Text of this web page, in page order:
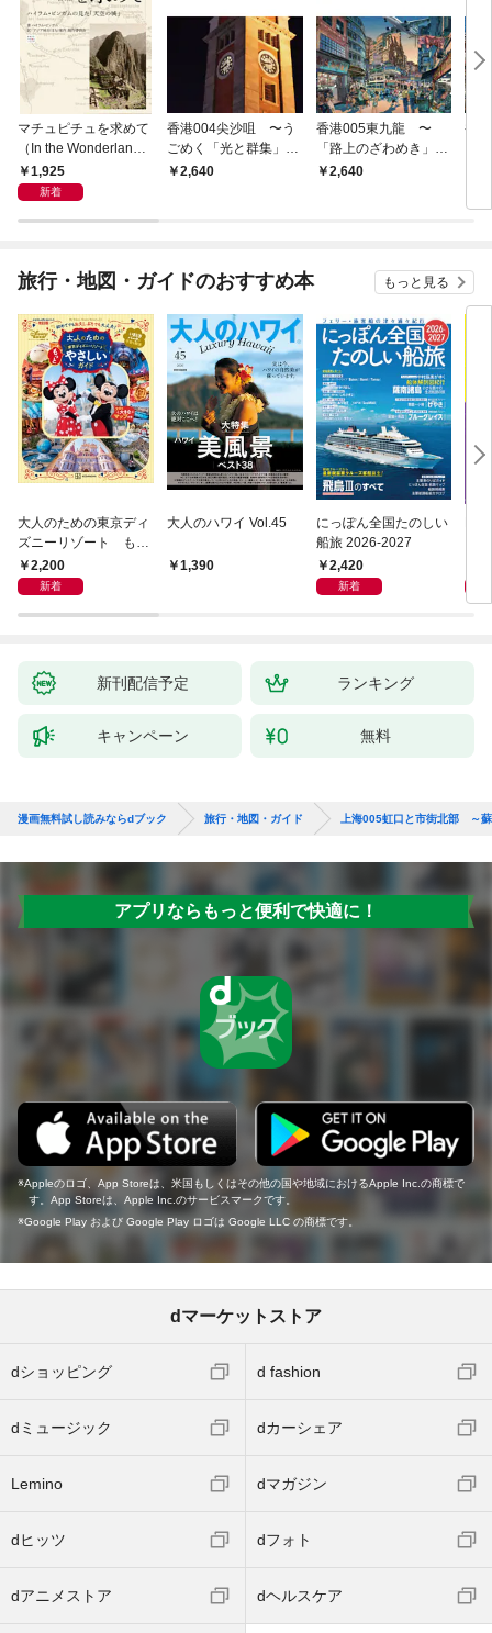
マチュピチュを求めて
（In the Wonderland o
f Peru） 〜ハイラ
ム・ビンガムの見た
1,925
新着
香港004尖沙咀 〜う
ごめく「光と群集」の
なかへ
2,640
香港005東九龍 〜
「路上のざわめき」た
ずねて
2,640
香
旅行・地図・ガイドのおすすめ本 もっと見る
大人のための東京ディ
ズニーリゾート もっ
とやさしいガイド
2,200
新着
大人のハワイ Vol.45
1,390
にっぽん全国たのしい
船旅 2026-2027
2,420
新着
新刊配信予定 ランキング
キャンペーン 無料
漫画無料試し読みならdブック 旅行・地図・ガイド 上海005虹口と市街北部 ～
アプリならもっと便利で快適に！
Appleのロゴ、App Storeは、米国もしくはその他の国や地域におけるApple Inc.の商標で
す。App Storeは、Apple Inc.のサービスマークです。
Google Play および Google Play ロゴは Google LLC の商標です。
dマーケットストア
dショッピング d fashion
dミュージック dカーシェア
Lemino dマガジン
dヒッツ dフォト
dアニメストア dヘルスケア